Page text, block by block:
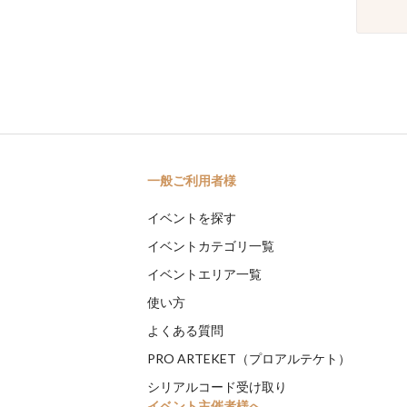
一般ご利用者様
イベントを探す
イベントカテゴリ一覧
イベントエリア一覧
使い方
よくある質問
PRO ARTEKET（プロアルテケト）
シリアルコード受け取り